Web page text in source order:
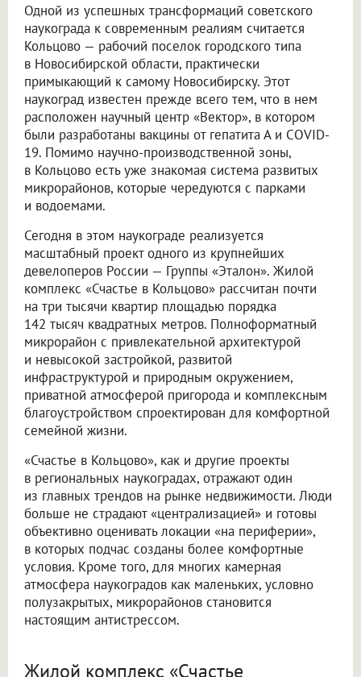
Одной из успешных трансформаций советского
наукограда к современным реалиям считается
Кольцово — рабочий поселок городского типа
в Новосибирской области, практически
примыкающий к самому Новосибирску. Этот
наукоград известен прежде всего тем, что в нем
расположен научный центр «Вектор», в котором
были разработаны вакцины от гепатита А и COVID-
19. Помимо научно-производственной зоны,
в Кольцово есть уже знакомая система развитых
микрорайонов, которые чередуются с парками
и водоемами.
Сегодня в этом наукограде реализуется
масштабный проект одного из крупнейших
девелоперов России — Группы «Эталон». Жилой
комплекс «Счастье в Кольцово» рассчитан почти
на три тысячи квартир площадью порядка
142 тысяч квадратных метров. Полноформатный
микрорайон с привлекательной архитектурой
и невысокой застройкой, развитой
инфраструктурой и природным окружением,
приватной атмосферой пригорода и комплексным
благоустройством спроектирован для комфортной
семейной жизни.
«Счастье в Кольцово», как и другие проекты
в региональных наукоградах, отражают один
из главных трендов на рынке недвижимости. Люди
больше не страдают «централизацией» и готовы
объективно оценивать локации «на периферии»,
в которых подчас созданы более комфортные
условия. Кроме того, для многих камерная
атмосфера наукоградов как маленьких, условно
полузакрытых, микрорайонов становится
настоящим антистрессом.
Жилой комплекс «Счастье